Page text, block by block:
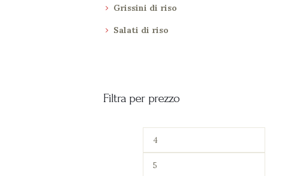
Grissini di riso
Salati di riso
Filtra per prezzo